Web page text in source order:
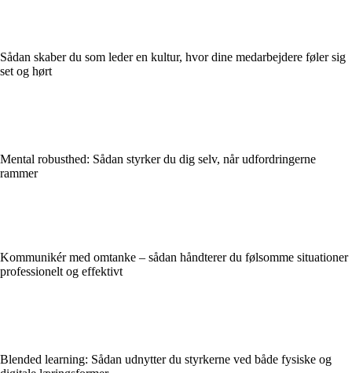
Sådan skaber du som leder en kultur, hvor dine medarbejdere føler sig
set og hørt
Mental robusthed: Sådan styrker du dig selv, når udfordringerne
rammer
Kommunikér med omtanke – sådan håndterer du følsomme situationer
professionelt og effektivt
Blended learning: Sådan udnytter du styrkerne ved både fysiske og